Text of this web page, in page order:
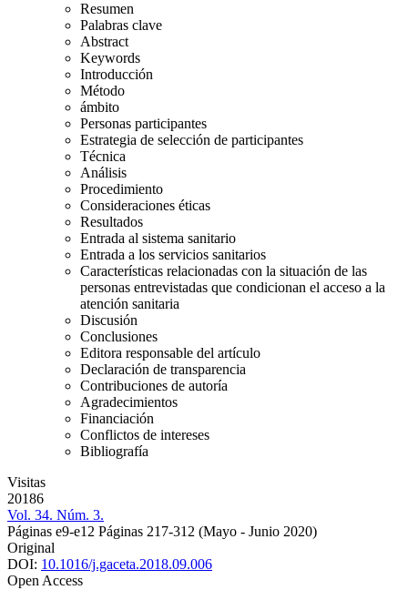
Resumen
Palabras clave
Abstract
Keywords
Introducción
Método
ámbito
Personas participantes
Estrategia de selección de participantes
Técnica
Análisis
Procedimiento
Consideraciones éticas
Resultados
Entrada al sistema sanitario
Entrada a los servicios sanitarios
Características relacionadas con la situación de las
personas entrevistadas que condicionan el acceso a la
atención sanitaria
Discusión
Conclusiones
Editora responsable del artículo
Declaración de transparencia
Contribuciones de autoría
Agradecimientos
Financiación
Conflictos de intereses
Bibliografía
Visitas
20186
Vol. 34. Núm. 3.
Páginas e9-e12 Páginas 217-312 (Mayo - Junio 2020)
Original
DOI: 10.1016/j.gaceta.2018.09.006
Open Access